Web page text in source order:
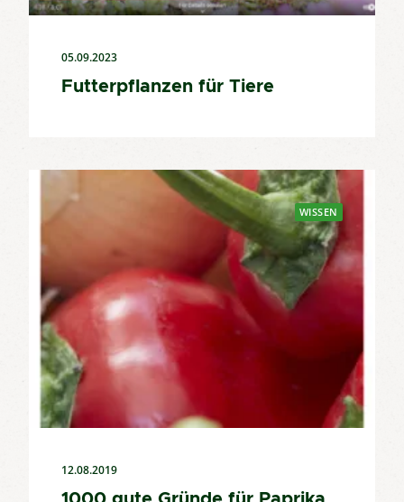
05.09.2023
Futterpflanzen für Tiere
WISSEN
12.08.2019